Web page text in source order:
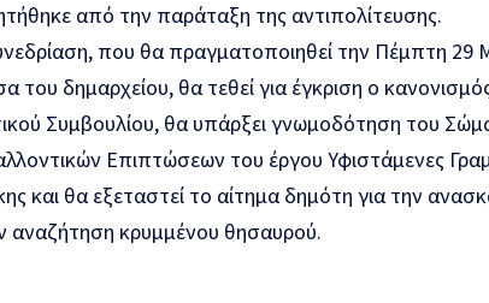
από την παράταξη της αντιπολίτευσης.
που θα πραγματοποιηθεί την Πέμπτη 29
του δημαρχείου, θα τεθεί για έγκριση ο
Συμβουλίου, θα υπάρξει γνωμοδότηση του
Επιπτώσεων του έργου Υφιστάμενες
και θα εξεταστεί το αίτημα δημότη για την
αναζήτηση κρυμμένου θησαυρού.